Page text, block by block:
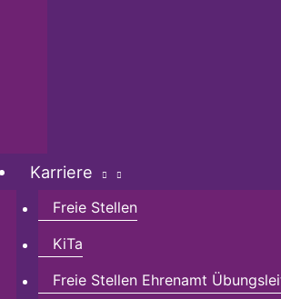
Karriere
Freie Stellen
KiTa
Freie Stellen Ehrenamt